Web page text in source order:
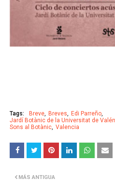
Tags: Breve Breves
Edi Parreño
Jardí Botànic de la Universitat de
Sons al Botànic Valencia
MÁS ANTIGUA